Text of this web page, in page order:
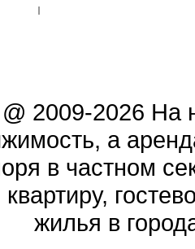
2009-2026 На
а
в частном
квартиру,
жилья в